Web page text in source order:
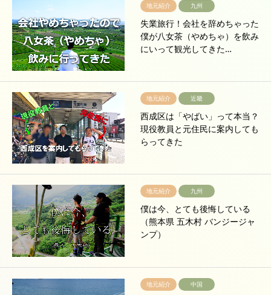
地元紹介 九州
失業旅行！会社を辞めちゃった
僕が八女茶（やめちゃ）を飲み
にいって観光してきた…
地元紹介 近畿
西成区は「やばい」って本当？
現役教員と元住民に案内しても
らってきた
地元紹介 九州
僕は今、とても後悔している
（熊本県 五木村 バンジージャ
ンプ）
地元紹介 中国